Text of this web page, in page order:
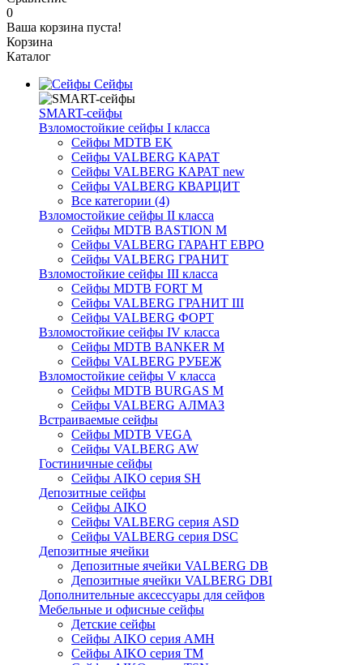
0
Ваша корзина пуста!
Корзина
Каталог
Сейфы
SMART-сейфы
Взломостойкие сейфы I класса
Сейфы MDTB EK
Сейфы VALBERG КАРАТ
Сейфы VALBERG КАРАТ new
Сейфы VALBERG КВАРЦИТ
Все категории (4)
Взломостойкие сейфы II класса
Сейфы MDTB BASTION M
Сейфы VALBERG ГАРАНТ ЕВРО
Сейфы VALBERG ГРАНИТ
Взломостойкие сейфы III класса
Сейфы MDTB FORT M
Сейфы VALBERG ГРАНИТ III
Сейфы VALBERG ФОРТ
Взломостойкие сейфы IV класса
Сейфы MDTB BANKER M
Сейфы VALBERG РУБЕЖ
Взломостойкие сейфы V класса
Сейфы MDTB BURGAS M
Сейфы VALBERG АЛМАЗ
Встраиваемые сейфы
Сейфы MDTB VEGA
Сейфы VALBERG AW
Гостиничные сейфы
Сейфы AIKO серия SH
Депозитные сейфы
Сейфы AIKO
Сейфы VALBERG серия ASD
Сейфы VALBERG серия DSC
Депозитные ячейки
Депозитные ячейки VALBERG DB
Депозитные ячейки VALBERG DBI
Дополнительные аксессуары для сейфов
Мебельные и офисные сейфы
Детские сейфы
Сейфы AIKO серия AMH
Сейфы AIKO серия TM